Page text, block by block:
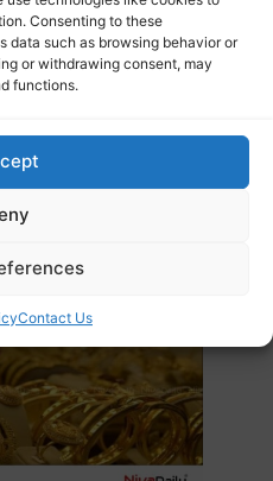
Consenting to these
data such as browsing behavior or
or withdrawing consent, may
functions.
Contact Us
മകളുടെ
ഇടിവ്